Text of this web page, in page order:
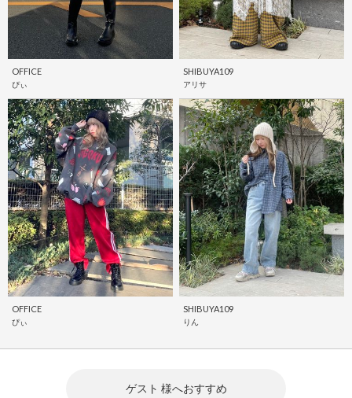
OFFICE
ぴぃ
SHIBUYA109
アリサ
OFFICE
ぴぃ
SHIBUYA109
りん
ゲスト 様へおすすめ